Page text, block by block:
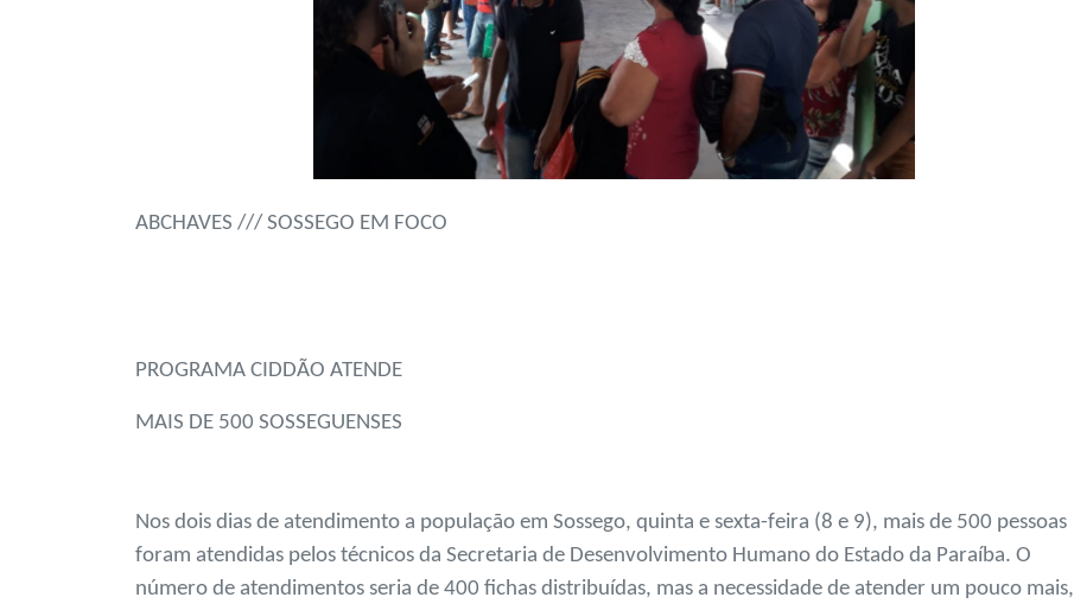
ABCHAVES /// SOSSEGO EM FOCO
PROGRAMA CIDDÃO ATENDE
MAIS DE 500 SOSSEGUENSES
Nos dois dias de atendimento a população em Sossego, quinta e sexta-feira (8 e 9), mais de 500 pessoas
foram atendidas pelos técnicos da Secretaria de Desenvolvimento Humano do Estado da Paraíba. O
número de atendimentos seria de 400 fichas distribuídas, mas a necessidade de atender um pouco mais,